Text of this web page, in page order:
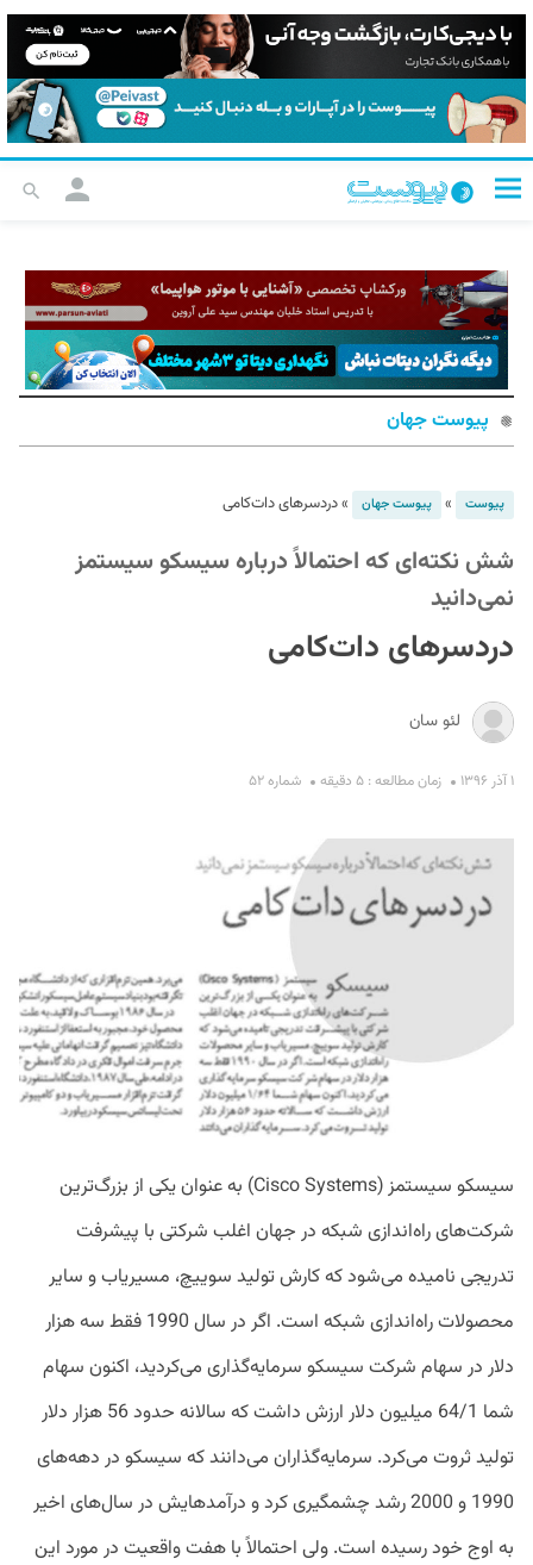
پیوست جهان
پیوست » پیوست جهان »دردسرهای دات‌کامی
شش نکته‌ای که احتمالاً درباره سیسکو سیستمز
نمی‌دانید
دردسرهای دات‌کامی
لئو سان
۱ آذر ۱۳۹۶ زمان مطالعه : ۵ دقیقه شماره ۵۲
سیسکو سیستمز (Cisco Systems) به عنوان یکی از بزرگ‌ترین
شرکت‌های راه‌اندازی شبکه در جهان اغلب شرکتی با پیشرفت
تدریجی نامیده می‌شود که کارش تولید سوییچ، مسیریاب و سایر
محصولات راه‌اندازی شبکه است. اگر در سال 1990 فقط سه هزار
دلار در سهام شرکت سیسکو سرمایه‌گذاری می‌کردید، اکنون سهام
شما 64/1 میلیون دلار ارزش داشت که سالانه حدود 56 هزار دلار
تولید ثروت می‌کرد. سرمایه‌گذاران می‌دانند که سیسکو در دهه‌های
1990 و 2000 رشد چشمگیری کرد و درآمدهایش در سال‌های اخیر
به اوج خود رسیده است. ولی احتمالاً با هفت واقعیت در مورد این